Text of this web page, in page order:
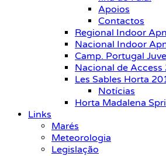
Apoios
Contactos
Regional Indoor
Nacional Indoor
Camp. Portugal
Nacional de Access
Les Sables Horta
Notícias
Horta Madalena
Links
Marés
Meteorologia
Legislação